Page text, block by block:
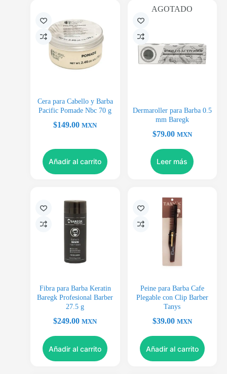
Cera para Cabello y Barba
Pacific Pomade Nbc 70 g
$149.00 MXN
Añadir al carrito
AGOTADO
Dermaroller para Barba 0.5
mm Baregk
$79.00 MXN
Leer más
Fibra para Barba Keratin
Baregk Profesional Barber
27.5 g
$249.00 MXN
Añadir al carrito
Peine para Barba Cafe
Plegable con Clip Barber
Tanys
$39.00 MXN
Añadir al carrito